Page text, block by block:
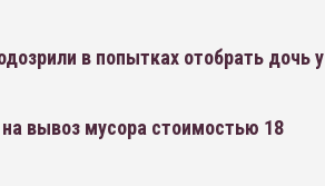
в попытках отобрать дочь у
вывоз мусора стоимостью 18